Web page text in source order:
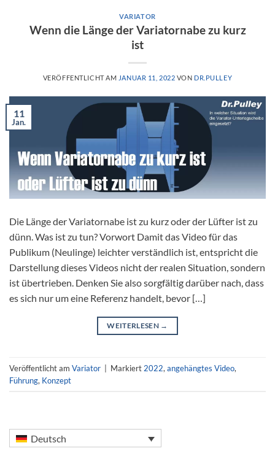
VARIATOR
Wenn die Länge der Variatornabe zu kurz
ist
VERÖFFENTLICHT AM JANUAR 11, 2022 VON DR.PULLEY
11
Jan.
Die Länge der Variatornabe ist zu kurz oder der Lüfter ist zu
dünn. Was ist zu tun? Vorwort Damit das Video für das
Publikum (Neulinge) leichter verständlich ist, entspricht die
Darstellung dieses Videos nicht der realen Situation, sondern
ist übertrieben. Denken Sie also sorgfältig darüber nach, dass
es sich nur um eine Referenz handelt, bevor […]
WEITERLESEN →
Veröffentlicht am Variator Markiert 2022, angehängtes Video,
Führung, Konzept
Deutsch